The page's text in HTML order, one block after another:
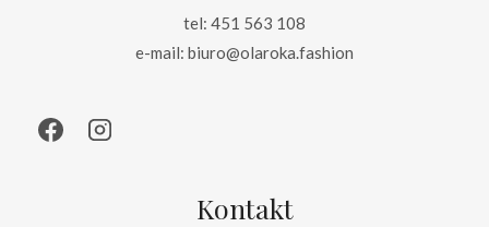
tel: 451 563 108
e-mail: biuro@olaroka.fashion
Kontakt